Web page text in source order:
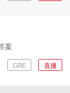
案
GRE 直播